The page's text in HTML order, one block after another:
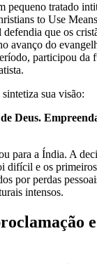
pequeno tratado
to Use
que os
avanço do
participou da
sua visão:
Deus.
para a Índia. A
difícil e os
por perdas
intensos.
e